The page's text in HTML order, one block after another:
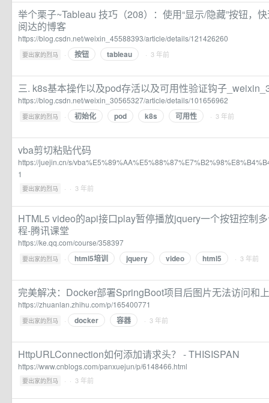
举个栗子~Tableau 技巧（208）：使用“显示/隐藏”按钮，
阅达的博客
https://blog.csdn.net/weixin_45588393/article/details/121426260
要出家的烈马 · 按钮 tableau · 3 年前
三. k8s基本操作以及pod存活以及可用性验证钩子
https://blog.csdn.net/weixin_30565327/article/details/101656962
要出家的烈马 · 初始化 pod k8s 可用性 · 3 年前
vba剪切粘贴代码
https://juejin.cn/s/
1
要出家的烈马 · · 3 年前
HTML5 video的api接口play暂停播放jquery一个按钮控制
程-腾讯课堂
https://ke.qq.com/course/358397
要出家的烈马 · html5培训 jquery video html5 · 3 年前
完美解决：Docker部署SpringBoot项目后图片无法访问和
https://zhuanlan.zhihu.com/p/165400771
要出家的烈马 · docker 容器 · 3 年前
HttpURLConnection如何添加请求头？ - THISISPAN
https://www.cnblogs.com/panxuejun/p/6148466.html
要出家的烈马 · · 3 年前